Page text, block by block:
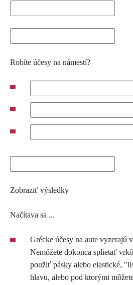
Robíte účesy na námestí?
Zobraziť výsledky
Načítava sa ...
Grécke účesy na aute vyzerajú
Nemôžete dokonca splietať
použiť pásky alebo elastické,
hlavu, alebo pod ktorými